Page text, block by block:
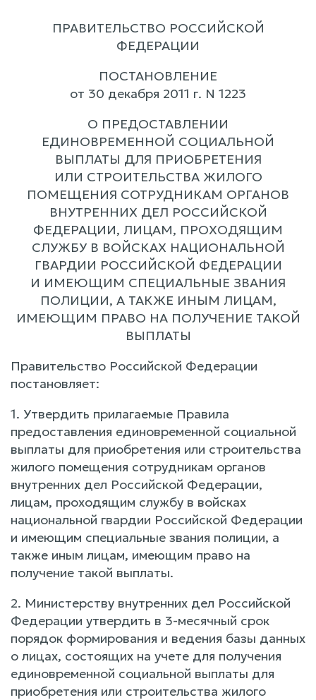
ПРАВИТЕЛЬСТВО РОССИЙСКОЙ
ФЕДЕРАЦИИ
ПОСТАНОВЛЕНИЕ
от 30 декабря 2011 г. N 1223
О ПРЕДОСТАВЛЕНИИ
ЕДИНОВРЕМЕННОЙ СОЦИАЛЬНОЙ
ВЫПЛАТЫ ДЛЯ ПРИОБРЕТЕНИЯ
ИЛИ СТРОИТЕЛЬСТВА ЖИЛОГО
ПОМЕЩЕНИЯ СОТРУДНИКАМ ОРГАНОВ
ВНУТРЕННИХ ДЕЛ РОССИЙСКОЙ
ФЕДЕРАЦИИ, ЛИЦАМ, ПРОХОДЯЩИМ
СЛУЖБУ В ВОЙСКАХ НАЦИОНАЛЬНОЙ
ГВАРДИИ РОССИЙСКОЙ ФЕДЕРАЦИИ
И ИМЕЮЩИМ СПЕЦИАЛЬНЫЕ ЗВАНИЯ
ПОЛИЦИИ, А ТАКЖЕ ИНЫМ ЛИЦАМ,
ИМЕЮЩИМ ПРАВО НА ПОЛУЧЕНИЕ ТАКОЙ
ВЫПЛАТЫ
Правительство Российской Федерации
постановляет:
1. Утвердить прилагаемые Правила
предоставления единовременной социальной
выплаты для приобретения или строительства
жилого помещения сотрудникам органов
внутренних дел Российской Федерации,
лицам, проходящим службу в войсках
национальной гвардии Российской Федерации
и имеющим специальные звания полиции, а
также иным лицам, имеющим право на
получение такой выплаты.
2. Министерству внутренних дел Российской
Федерации утвердить в 3-месячный срок
порядок формирования и ведения базы данных
о лицах, состоящих на учете для получения
единовременной социальной выплаты для
приобретения или строительства жилого